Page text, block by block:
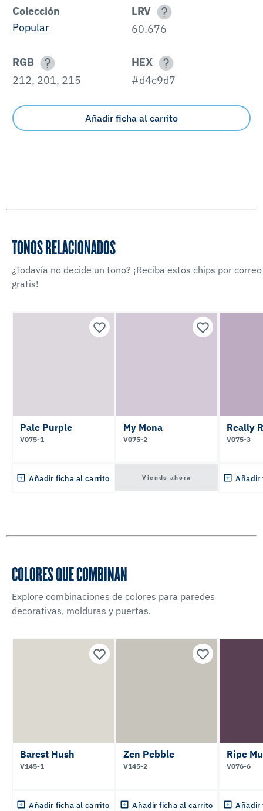
Colección
Popular
LRV
60.676
RGB
212, 201, 215
HEX
#d4c9d7
Añadir ficha al carrito
TONOS RELACIONADOS
¿Todavía no decide un tono? ¡Reciba estos chips por correo
gratis!
Pale Purple
V075-1
Añadir ficha al carrito
My Mona
V075-2
Viendo ahora
Really
V075-3
Añadir
COLORES QUE COMBINAN
Explore combinaciones de colores para paredes
decorativas, molduras y puertas.
Barest Hush
V145-1
Añadir ficha al carrito
Zen Pebble
V145-2
Añadir ficha al carrito
Ripe
V076-6
Añadir